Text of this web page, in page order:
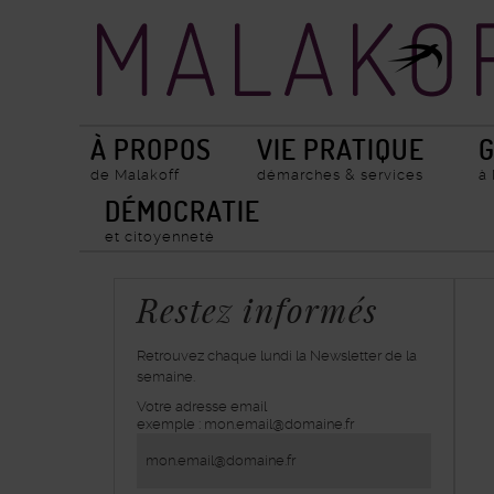
Malakoff
À PROPOS
de Malakoff
VIE PRATIQUE
démarches & services à
DÉMOCRATIE
et citoyenneté
Restez informés
Retrouvez chaque lundi la Newsletter de la
semaine.
inscrivez-
vous
Votre adresse email
exemple : mon.email@domaine.fr